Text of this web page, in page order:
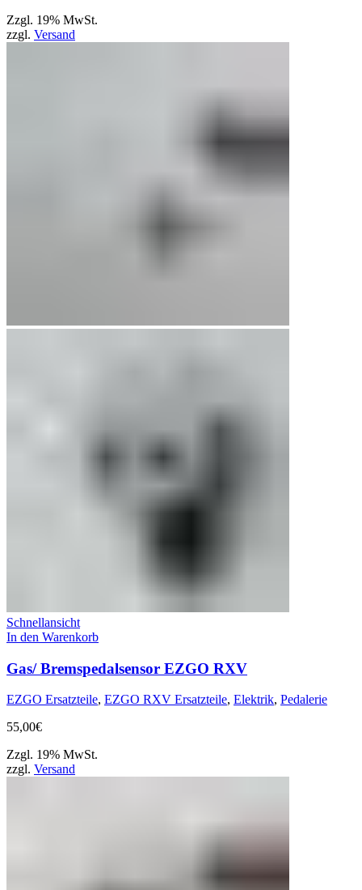
Zzgl. 19% MwSt.
zzgl. Versand
Schnellansicht
In den Warenkorb
Gas/ Bremspedalsensor EZGO RXV
EZGO Ersatzteile, EZGO RXV Ersatzteile, Elektrik, Pedalerie
55,00€
Zzgl. 19% MwSt.
zzgl. Versand